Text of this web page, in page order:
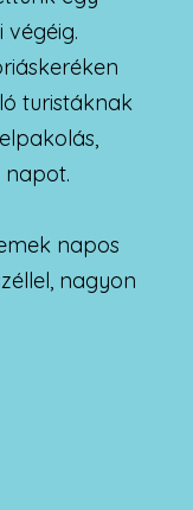
végéig.
turistáknak
napot.
napos
nagyon